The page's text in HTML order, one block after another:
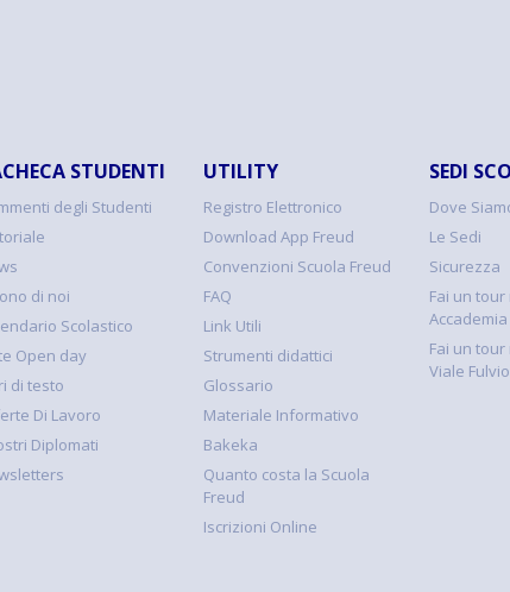
STUDENTI
degli Studenti
di noi
Scolastico
Open day
di testo
Di Lavoro
Diplomati
UTILITY
Registro Elettronico
Download App Freud
Convenzioni Scuola Freud
FAQ
Link Utili
Strumenti didattici
Glossario
Materiale Informativo
Bakeka
Quanto costa la Scuola
Freud
Iscrizioni Online
SEDI
Dove
Le Sedi
Sicurezza
Fai un
Accademia
Fai un
Viale